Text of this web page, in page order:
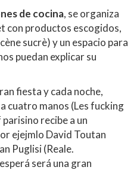
de cocina, se organiza
con productos escogidos,
sucrè) y un espacio para
puedan explicar su
fiesta y cada noche,
cuatro manos (Les fucking
recibe a un
ejejmlo David Toutan
Puglisi (Reale.
será una gran